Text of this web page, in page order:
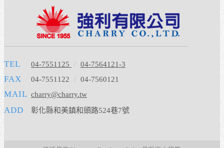
TEL 04-7551125 / 04-7564121-3
FAX 04-7551122 / 04-7560121
MAIL charry@charry.tw
ADD 彰化縣和美鎮和頭路524巷7號